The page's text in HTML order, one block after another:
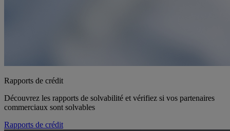
Rapports de crédit
Découvrez les rapports de solvabilité et vérifiez si vos partenaires
commerciaux sont solvables
Rapports de crédit